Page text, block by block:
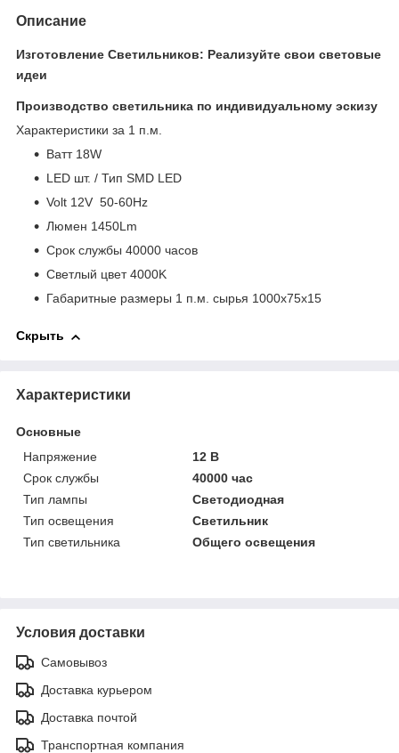
Описание
Изготовление Светильников: Реализуйте свои световые
идеи
Производство светильника по индивидуальному эскизу
Характеристики за 1 п.м.
Bатт 18W
LED шт. / Тип SMD LED
Volt 12V 50-60Hz
Люмен 1450Lm
Срок службы 40000 часов
Светлый цвет 4000K
Габаритные размеры 1 п.м. сырья 1000х75х15
Скрыть
Характеристики
Основные
Напряжение
12 В
Срок службы
40000 час
Тип лампы
Светодиодная
Тип освещения
Светильник
Тип светильника
Общего освещения
Условия доставки
Самовывоз
Доставка курьером
Доставка почтой
Транспортная компания